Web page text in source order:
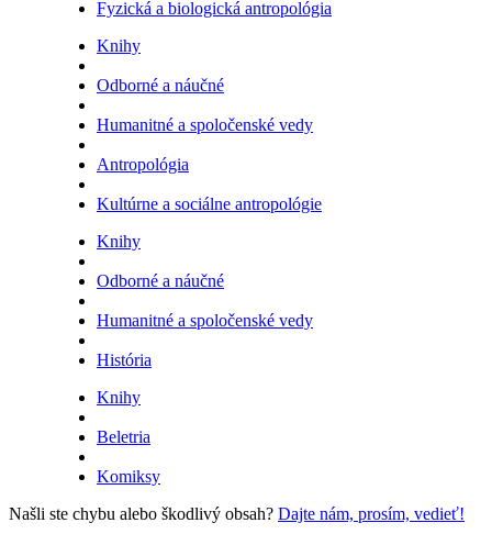
Fyzická a biologická antropológia
Knihy
Odborné a náučné
Humanitné a spoločenské vedy
Antropológia
Kultúrne a sociálne antropológie
Knihy
Odborné a náučné
Humanitné a spoločenské vedy
História
Knihy
Beletria
Komiksy
Našli ste chybu alebo škodlivý obsah? Dajte nám, prosím, vedieť!